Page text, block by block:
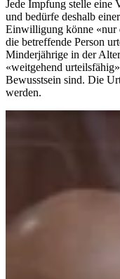
Jede Impfung stelle eine
und bedürfe deshalb
Einwilligung könne «nur
die betreffende Person
Minderjährige in der
«weitgehend
Bewusstsein sind. Die
werden.